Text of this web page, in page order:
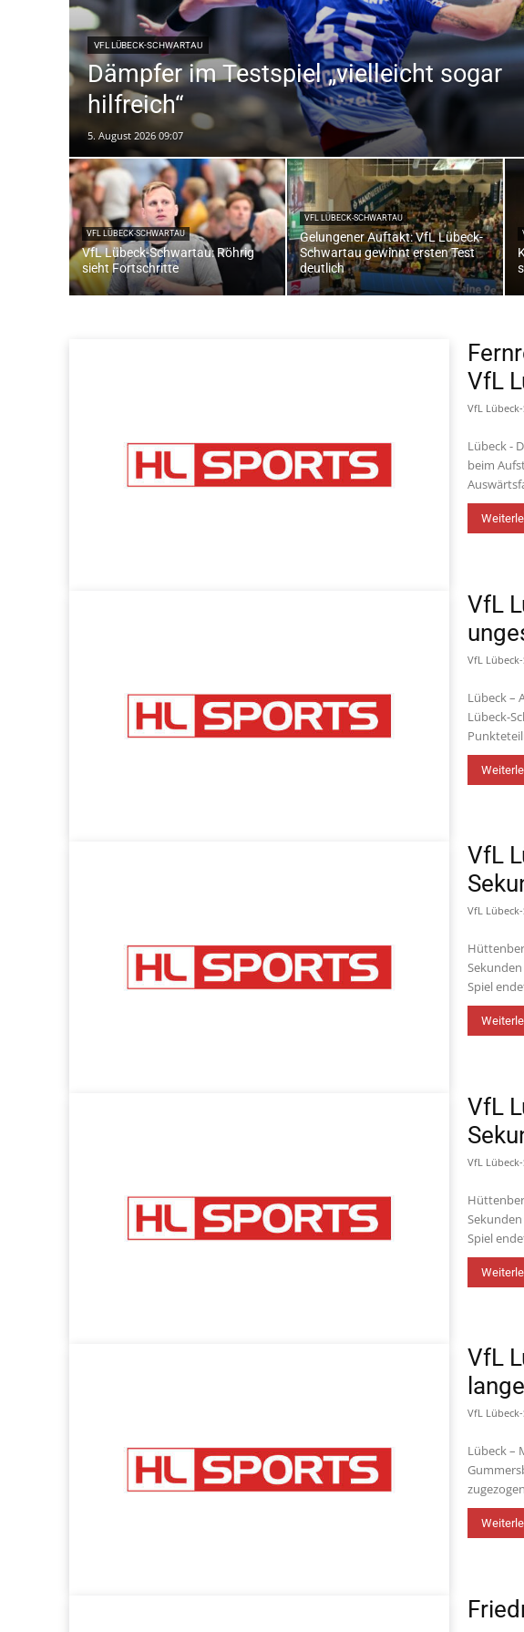
VFL LÜBECK-SCHWARTAU
Dämpfer im Testspiel „vielleicht sogar
hilfreich“
5. August 2026 09:07
VFL LÜBECK-SCHWARTAU
VfL Lübeck-Schwartau: Röhrig
sieht Fortschritte
VFL LÜBECK-SCHWARTAU
Gelungener Auftakt: VfL Lübeck-
Schwartau gewinnt ersten Test
deutlich
VfL
VfL
Lübeck -
beim
VfL
VfL
Lübeck –
Lübeck-
VfL
VfL
Spiel
VfL
VfL
Spiel
VfL
VfL
Lübeck –